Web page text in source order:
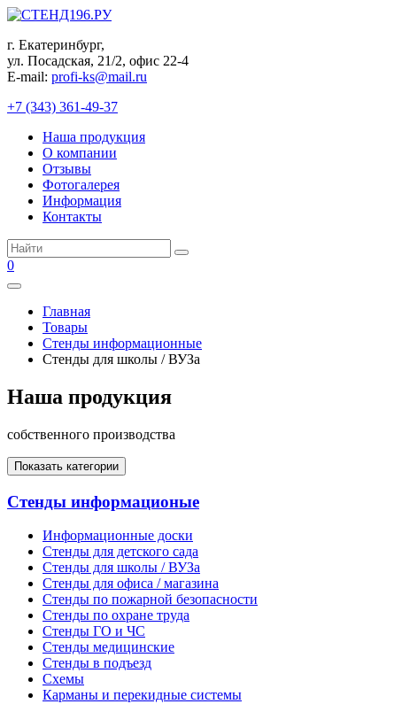
Перейти
контенту
г. Екатеринбург,
ул. Посадская, 21/2, офис 22-4
E-mail: profi-ks@mail.ru
+7 (343) 361-49-37
Наша продукция
О компании
Отзывы
Фотогалерея
Информация
Контакты
Поиск:
0
Главная
Товары
Стенды информационные
Стенды для школы / ВУЗа
Наша продукция
собственного производства
Показать категории
Стенды информационые
Информационные доски
Стенды для детского сада
Стенды для школы / ВУЗа
Стенды для офиса / магазина
Стенды по пожарной безопасности
Стенды по охране труда
Стенды ГО и ЧС
Стенды медицинские
Стенды в подъезд
Схемы
Карманы и перекидные системы